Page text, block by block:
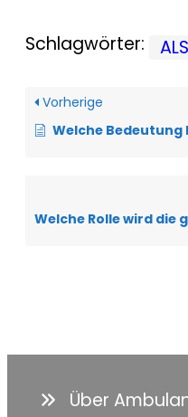
Schlagwörter:
Vorherige
Welche Bedeutung hat die
Über